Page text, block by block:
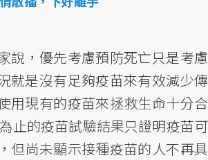
說，優先考慮預防死亡只是考慮
就是沒有足夠疫苗來有效減少傳
用現有的疫苗來拯救生命十分合
止的疫苗試驗結果只證明疫苗可
但尚未顯示接種疫苗的人不再具